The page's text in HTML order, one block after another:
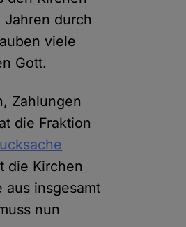
durch
viele
Gott.
Zahlungen
die Fraktion
die Kirchen
insgesamt
nun